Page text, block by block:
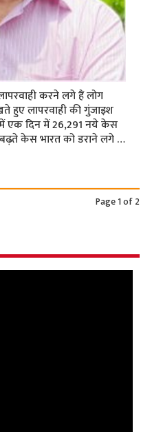
करने लगे हैं लोग
हुए लापरवाही की गुंजाइश
में एक दिन में 26,291 नये केस
केस भारत को डराने लगे …
Page 1 of 2